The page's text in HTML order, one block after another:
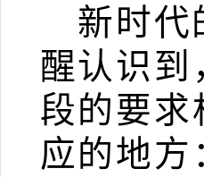
新时代
醒认识到
段的要求
应的地方